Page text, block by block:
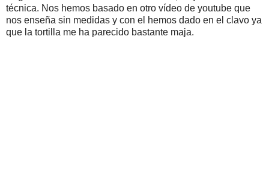
técnica. Nos hemos basado en otro vídeo de youtube que
nos enseña sin medidas y con el hemos dado en el clavo ya
que la tortilla me ha parecido bastante maja.